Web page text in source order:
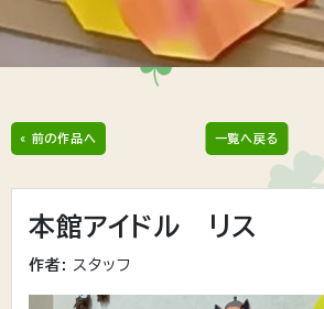
« 前の作品へ 一覧へ戻る
本館アイドル リス
作者: スタッフ